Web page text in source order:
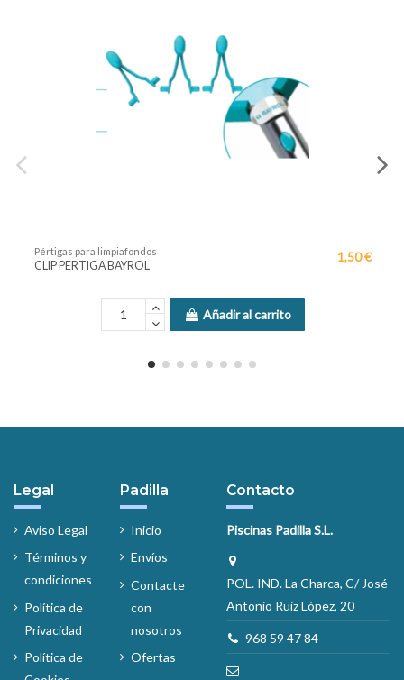
para limpiafondos
PERTIGA BAYROL
Añadir al carrito
Legal
Aviso Legal
Términos y
condiciones
Política de
Privacidad
Política de
Padilla
Inicio
Envíos
Contacte
con
nosotros
Ofertas
Contacto
Piscinas Padilla S.L.
POL. IND. La Charca, C/ José
Antonio Ruiz López, 20
968 59 47 84